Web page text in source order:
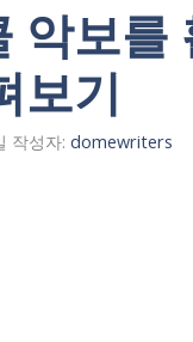
악보를
보기
작성자: domewriters